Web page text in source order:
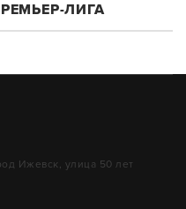
ЛИГА
Ижевск, улица 50 лет